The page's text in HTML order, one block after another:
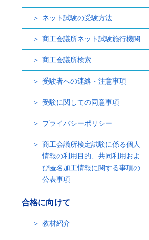
ネット試験の受験方法
商工会議所ネット試験施行機関
商工会議所検索
受験者への連絡・注意事項
受験に関しての同意事項
プライバシーポリシー
商工会議所検定試験に係る個人
情報の利用目的、共同利用およ
び匿名加工情報に関する事項の
公表事項
合格に向けて
教材紹介